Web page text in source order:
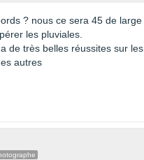
? nous ce sera 45 de
les pluviales.
de très belles réussites sur
autres